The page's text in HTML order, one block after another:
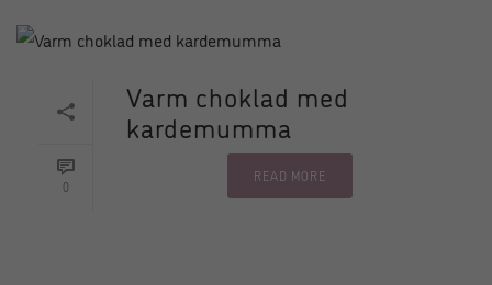
0
Varm choklad med
kardemumma
READ MORE